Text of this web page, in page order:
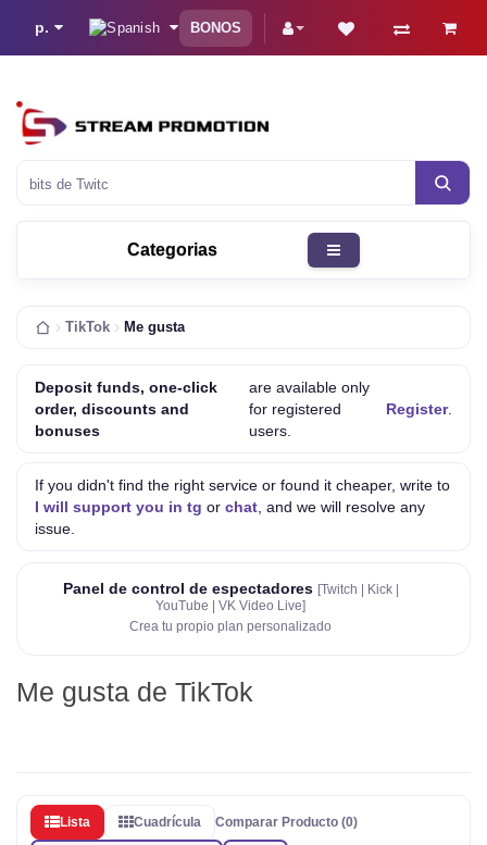
р. BONOS
vis
Categorias
TikTok Me gusta
Deposit funds, one-click
order, discounts and
bonuses
are available only
for registered
users.
Register.
If you didn't find the right service or found it cheaper, write to
I will support you in tg or chat , and we will resolve any
issue.
Panel de control de espectadores [Twitch | Kick |
YouTube | VK Video Live]
Crea tu propio plan personalizado
Me gusta de TikTok
Lista Cuadrícula Comparar Producto (0)